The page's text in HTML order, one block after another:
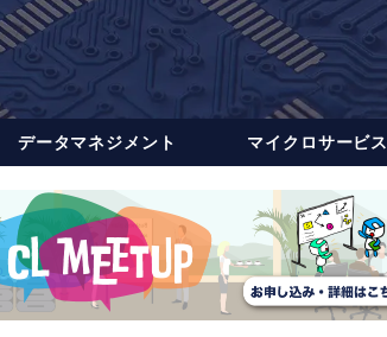
データ​​マネジメント マイクロサービス